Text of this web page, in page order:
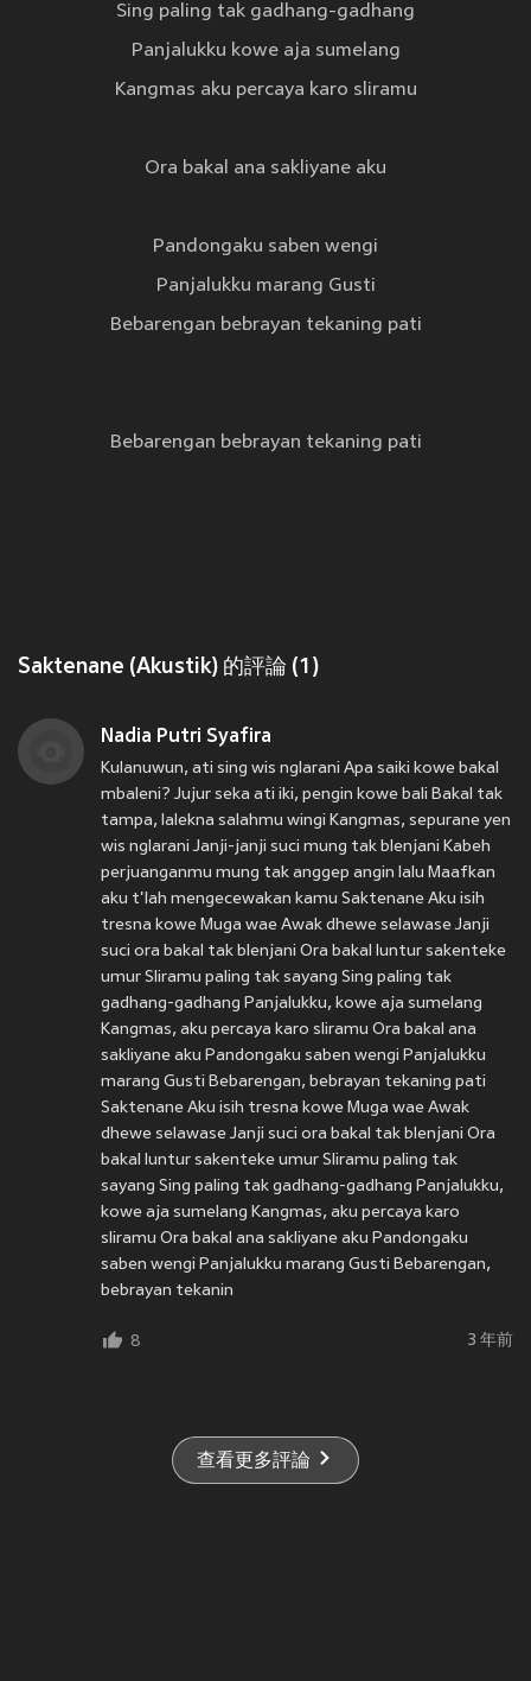
Sing paling tak gadhang-gadhang
Panjalukku kowe aja sumelang
Kangmas aku percaya karo sliramu
Ora bakal ana sakliyane aku
Pandongaku saben wengi
Panjalukku marang Gusti
Bebarengan bebrayan tekaning pati
Bebarengan bebrayan tekaning pati
Saktenane (Akustik) 的評論 (1)
Nadia Putri Syafira
Kulanuwun, ati sing wis nglarani Apa saiki kowe bakal
mbaleni? Jujur seka ati iki, pengin kowe bali Bakal tak
tampa, lalekna salahmu wingi Kangmas, sepurane yen
wis nglarani Janji-janji suci mung tak blenjani Kabeh
perjuanganmu mung tak anggep angin lalu Maafkan
aku t'lah mengecewakan kamu Saktenane Aku isih
tresna kowe Muga wae Awak dhewe selawase Janji
suci ora bakal tak blenjani Ora bakal luntur sakenteke
umur Sliramu paling tak sayang Sing paling tak
gadhang-gadhang Panjalukku, kowe aja sumelang
Kangmas, aku percaya karo sliramu Ora bakal ana
sakliyane aku Pandongaku saben wengi Panjalukku
marang Gusti Bebarengan, bebrayan tekaning pati
Saktenane Aku isih tresna kowe Muga wae Awak
dhewe selawase Janji suci ora bakal tak blenjani Ora
bakal luntur sakenteke umur Sliramu paling tak
sayang Sing paling tak gadhang-gadhang Panjalukku,
kowe aja sumelang Kangmas, aku percaya karo
sliramu Ora bakal ana sakliyane aku Pandongaku
saben wengi Panjalukku marang Gusti Bebarengan,
bebrayan tekanin
8 3 年前
查看更多評論